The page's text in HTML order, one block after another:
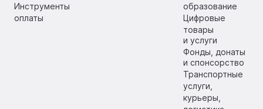
Инструменты
оплаты
образование
Цифровые
товары
и услуги
Фонды, донаты
и спонсорство
Транспортные
услуги,
курьеры,